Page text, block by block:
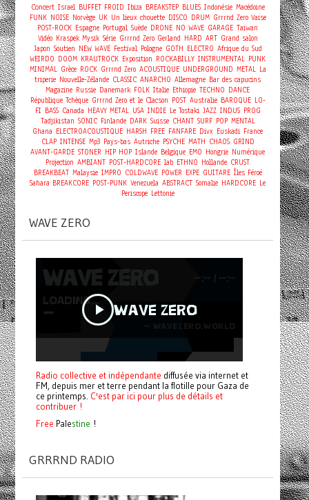
Concert Israel BUFFET FROID Ibiza BREAKSTEP BLUES Indonésie Macédoine
FUNK NOISE Norvège UK Un lieux chouette DISCO DRUM Grrrnd Zero Vaise
POST-ROCK Espagne Portugal Suède DRONE NO WAVE GARAGE Taiwan
Vidéo Kraspek Mysik Série Grrrnd Zero Gerland HARD ART Grand salon
Japon Soutien NEW WAVE Festival Pologne GOTH ELECTRO Afrique du Sud
WEIRDO DOOM KRAUTROCK Exposition ROCKABILLY INSTRUMENTAL PUNK
MINIMAL Grèce ROCK Grrrnd Zero ACOUSTIQUE UNDERGROUND METAL La
triperie Nouvelle-Zélande CLASSIC ANARCHO Allemagne Bar des capucins
Magazine Russie Danemark FOLK Italie Ethiopie TECHNO DANCE
République Tchèque Grrrnd Zero et le Clacson POST Australie BAROQUE LO-
FI BASS Canada HEAVY METAL USA INDIE Le Tostaki JAZZ INDUS PROG
Tadjikistan SONIC Finlande DARK Suisse CHANT SURF POP MENTAL
Ghana ELECTROACOUSTIQUE HARSH FREE FANFARE Divx Euskadi France
CLAP INTENSE Mp3 Pays-bas Autriche PSYCHE MATH CHAOS GRIND
AVANT-GARDE STONER HIP HOP Islande Belgique EMO Hongrie Numérique
Projection AMBIANT POST-HARDCORE lab ETHNO Hollande CRUST
BREAKBEAT Malaysie IMPRO COLDWAVE POWER EXPE GUITARE Îles Féroé
Sahara BREAKCORE POST-PUNK Venezuela ABSTRACT Somalie HARDCORE Le
Periscope Lettonie
WAVE ZERO
Radio collective et indépendante diffusée via internet et
FM, depuis mer et terre pendant la flotille pour Gaza de
ce printemps. C'est par ici pour plus de détails et
contribuer !
Free Palestine !
GRRRND RADIO